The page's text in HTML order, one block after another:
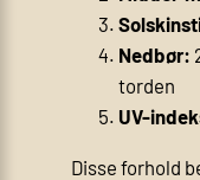
Nedbør:
torden
UV-
Disse forhold